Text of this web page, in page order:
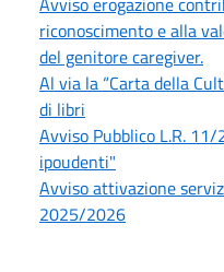
riconoscimento e alla
del genitore caregiver.
Al via la “Carta della
di libri
Avviso Pubblico L.R.
ipoudenti"
Avviso attivazione
2025/2026